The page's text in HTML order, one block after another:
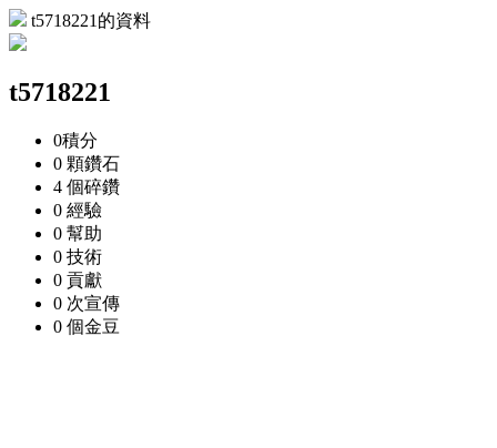
t5718221的資料
t5718221
0積分
0 顆鑽石
4 個碎鑽
0 經驗
0 幫助
0 技術
0 貢獻
0 次宣傳
0 個金豆